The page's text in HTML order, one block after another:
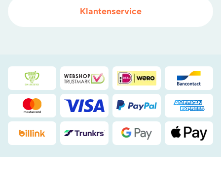
Klantenservice
Duurzaamheidsprijs duin- & bollenstreek
WebwinkelKeuriDeal
Mastercard Visa PayPal
Billink DHL Google Pay Apple